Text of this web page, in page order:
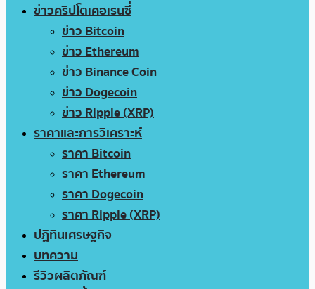
ข่าวคริปโตเคอเรนซี่
ข่าว Bitcoin
ข่าว Ethereum
ข่าว Binance Coin
ข่าว Dogecoin
ข่าว Ripple (XRP)
ราคาและการวิเคราะห์
ราคา Bitcoin
ราคา Ethereum
ราคา Dogecoin
ราคา Ripple (XRP)
ปฏิทินเศรษฐกิจ
บทความ
รีวิวผลิตภัณฑ์